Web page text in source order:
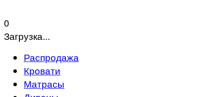
0
Загрузка...
Распродажа
Кровати
Матрасы